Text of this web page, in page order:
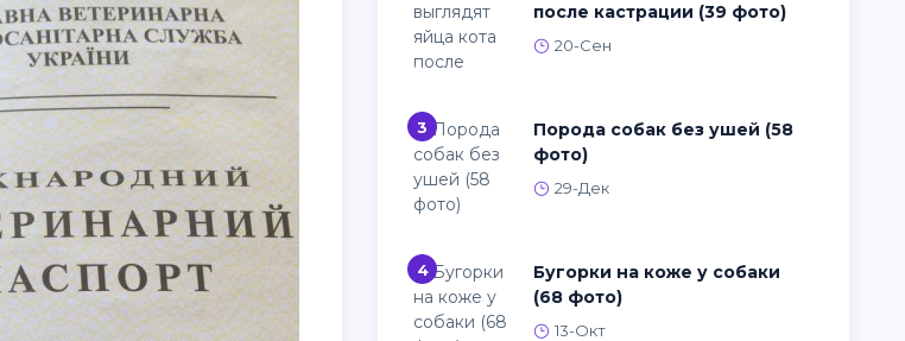
после кастрации (39 фото)
20-Сен
3
Порода собак без ушей (58
фото)
29-Дек
4
Бугорки на коже у собаки
(68 фото)
13-Окт